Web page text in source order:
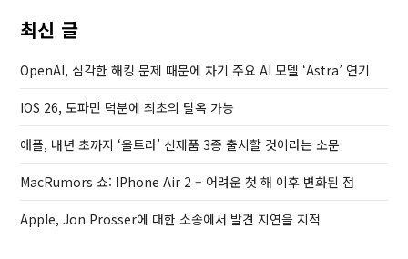
s
P
o
s
최신 글
OpenAI, 심각한 해킹 문제 때문에 차기 주요 AI 모델 ‘Astra’ 연기
IOS 26, 도파민 덕분에 최초의 탈옥 가능
애플, 내년 초까지 ‘울트라’ 신제품 3종 출시할 것이라는 소문
MacRumors 쇼: IPhone Air 2 – 어려운 첫 해 이후 변화된 점
Apple, Jon Prosser에 대한 소송에서 발견 지연을 지적